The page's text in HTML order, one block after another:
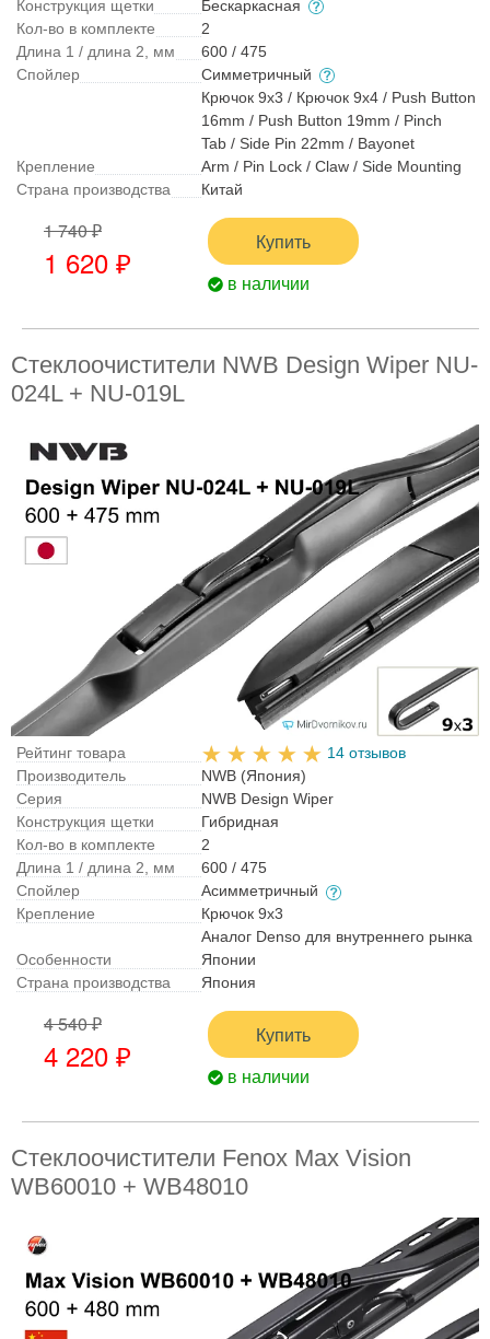
Конструкция щетки
Бескаркасная
Кол-во в комплекте
2
Длина 1 / длина 2, мм
600 / 475
Спойлер
Симметричный
Крепление
Крючок 9x3 / Крючок 9x4 / Push Button
16mm / Push Button 19mm / Pinch
Tab / Side Pin 22mm / Bayonet
Arm / Pin Lock / Claw / Side Mounting
Страна производства
Китай
1 740 ₽
1 620 ₽
Купить
в наличии
Стеклоочистители NWB Design Wiper NU-
024L + NU-019L
Рейтинг товара
14 отзывов
Производитель
NWB (Япония)
Серия
NWB Design Wiper
Конструкция щетки
Гибридная
Кол-во в комплекте
2
Длина 1 / длина 2, мм
600 / 475
Спойлер
Асимметричный
Крепление
Крючок 9x3
Особенности
Аналог Denso для внутреннего рынка
Японии
Страна производства
Япония
4 540 ₽
4 220 ₽
Купить
в наличии
Стеклоочистители Fenox Max Vision
WB60010 + WB48010